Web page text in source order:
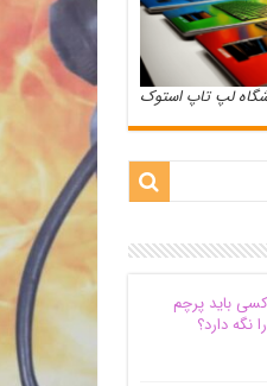
لپ تاپ استوک
باید پرچم
دارد؟